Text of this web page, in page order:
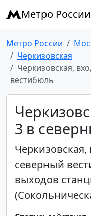
Метро России
Метро России
Черкизовская
Черкизовская,
вестибюль
3 в
северный
выходов